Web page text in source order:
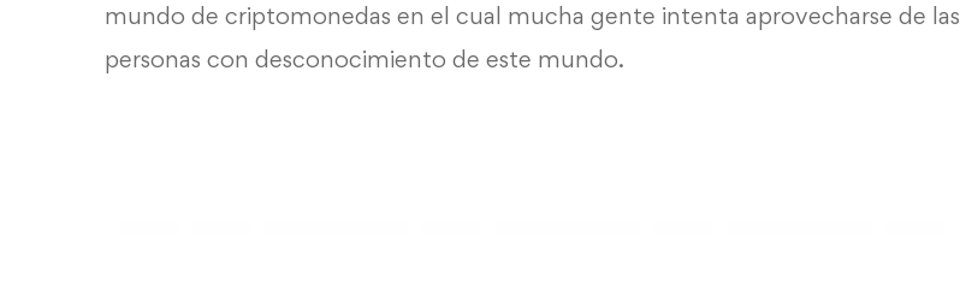
mundo de criptomonedas en el cual mucha gente intenta aprovecharse de las
personas con desconocimiento de este mundo.